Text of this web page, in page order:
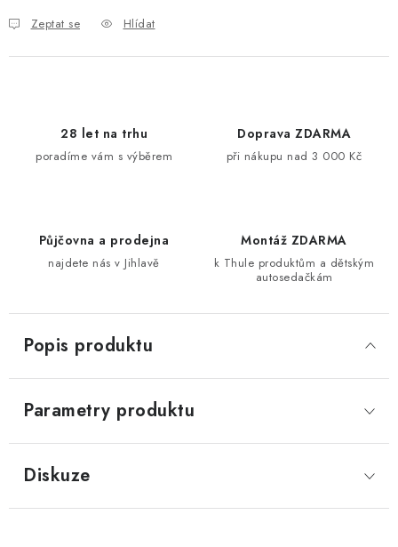
Zeptat se Hlídat
28 let na trhu
poradíme vám s výběrem
Doprava ZDARMA
při nákupu nad 3 000 Kč
Půjčovna a prodejna
najdete nás v Jihlavě
Montáž ZDARMA
k Thule produktům a dětským
autosedačkám
Popis produktu
Parametry produktu
Diskuze